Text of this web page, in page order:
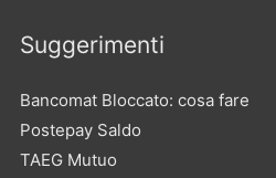
Suggerimenti
Bancomat Bloccato: cosa fare
Postepay Saldo
TAEG Mutuo